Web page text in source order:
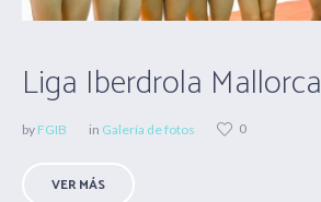
Liga Iberdrola Mallorca
by FGIB in Galería de fotos 0
VER MÁS